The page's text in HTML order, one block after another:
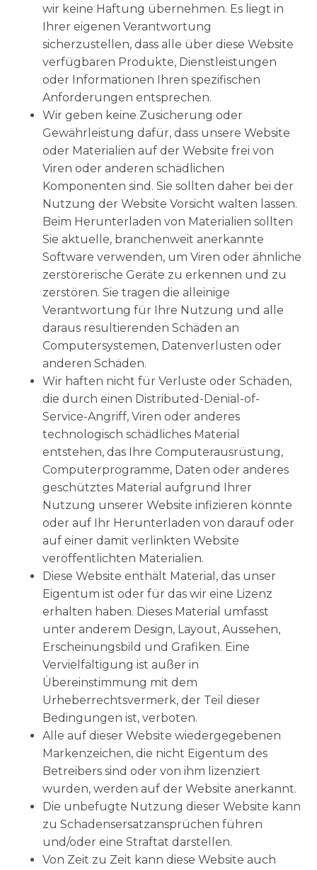
wir keine Haftung übernehmen. Es liegt in
Ihrer eigenen Verantwortung
sicherzustellen, dass alle über diese Website
verfügbaren Produkte, Dienstleistungen
oder Informationen Ihren spezifischen
Anforderungen entsprechen.
Wir geben keine Zusicherung oder
Gewährleistung dafür, dass unsere Website
oder Materialien auf der Website frei von
Viren oder anderen schädlichen
Komponenten sind. Sie sollten daher bei der
Nutzung der Website Vorsicht walten lassen.
Beim Herunterladen von Materialien sollten
Sie aktuelle, branchenweit anerkannte
Software verwenden, um Viren oder ähnliche
zerstörerische Geräte zu erkennen und zu
zerstören. Sie tragen die alleinige
Verantwortung für Ihre Nutzung und alle
daraus resultierenden Schäden an
Computersystemen, Datenverlusten oder
anderen Schäden.
Wir haften nicht für Verluste oder Schäden,
die durch einen Distributed-Denial-of-
Service-Angriff, Viren oder anderes
technologisch schädliches Material
entstehen, das Ihre Computerausrüstung,
Computerprogramme, Daten oder anderes
geschütztes Material aufgrund Ihrer
Nutzung unserer Website infizieren könnte
oder auf Ihr Herunterladen von darauf oder
auf einer damit verlinkten Website
veröffentlichten Materialien.
Diese Website enthält Material, das unser
Eigentum ist oder für das wir eine Lizenz
erhalten haben. Dieses Material umfasst
unter anderem Design, Layout, Aussehen,
Erscheinungsbild und Grafiken. Eine
Vervielfältigung ist außer in
Übereinstimmung mit dem
Urheberrechtsvermerk, der Teil dieser
Bedingungen ist, verboten.
Alle auf dieser Website wiedergegebenen
Markenzeichen, die nicht Eigentum des
Betreibers sind oder von ihm lizenziert
wurden, werden auf der Website anerkannt.
Die unbefugte Nutzung dieser Website kann
zu Schadensersatzansprüchen führen
und/oder eine Straftat darstellen.
Von Zeit zu Zeit kann diese Website auch